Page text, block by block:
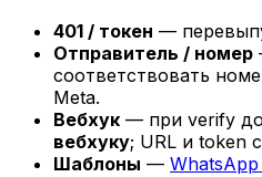
401 / токен —
Отправитель / номер
соответствовать
Meta.
Вебхук — при verify
вебхуку; URL и token
Шаблоны —